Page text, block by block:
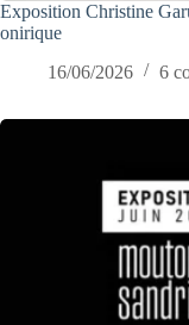
Exposition Christine
onirique
16/06/2026
6